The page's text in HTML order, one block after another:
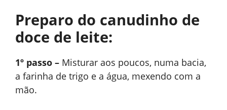
Preparo do canudinho de
doce de leite:
1º passo – Misturar aos poucos, numa bacia,
a farinha de trigo e a água, mexendo com a
mão.